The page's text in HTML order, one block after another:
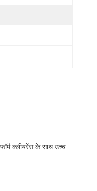
क्लीयरेंस के साथ उच्च